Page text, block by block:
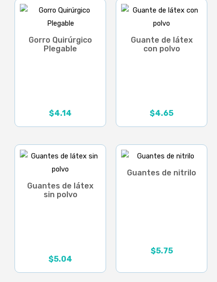
Gorro Quirúrgico
Plegable
$4.14
Rango
de
desde
$4.14
Guante de látex
con polvo
$4.65
Guantes de látex
sin polvo
$5.04
Guantes de nitrilo
$5.75
Rango
precios: